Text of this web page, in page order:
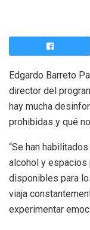
Edgardo Barreto
director del
hay mucha
prohibidas y qué
“Se han
alcohol y espacios
disponibles para
viaja
experimentar